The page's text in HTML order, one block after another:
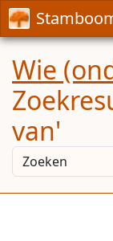
Wie
van'